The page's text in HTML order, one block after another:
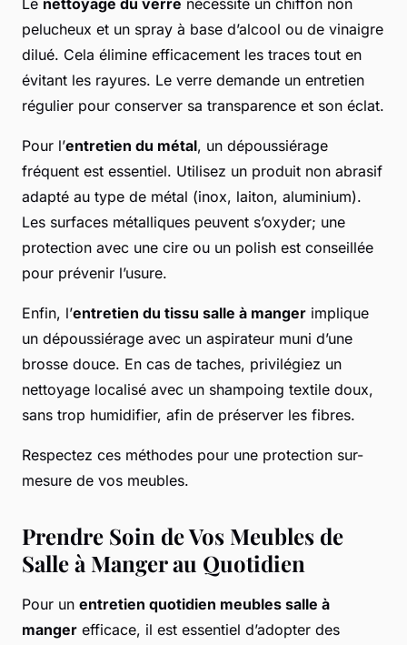
Le nettoyage du verre nécessite un chiffon non
pelucheux et un spray à base d’alcool ou de vinaigre
dilué. Cela élimine efficacement les traces tout en
évitant les rayures. Le verre demande un entretien
régulier pour conserver sa transparence et son éclat.
Pour l’entretien du métal, un dépoussiérage
fréquent est essentiel. Utilisez un produit non abrasif
adapté au type de métal (inox, laiton, aluminium).
Les surfaces métalliques peuvent s’oxyder; une
protection avec une cire ou un polish est conseillée
pour prévenir l’usure.
Enfin, l’entretien du tissu salle à manger implique
un dépoussiérage avec un aspirateur muni d’une
brosse douce. En cas de taches, privilégiez un
nettoyage localisé avec un shampoing textile doux,
sans trop humidifier, afin de préserver les fibres.
Respectez ces méthodes pour une protection sur-
mesure de vos meubles.
Prendre Soin de Vos Meubles de
Salle à Manger au Quotidien
Pour un entretien quotidien meubles salle à
manger efficace, il est essentiel d’adopter des